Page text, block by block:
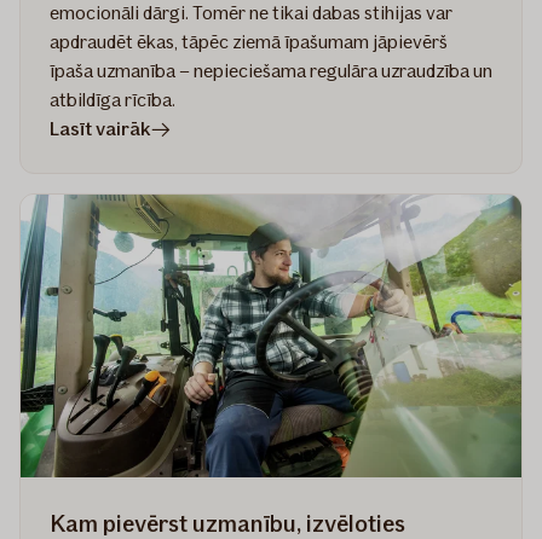
emocionāli dārgi. Tomēr ne tikai dabas stihijas var
apdraudēt ēkas, tāpēc ziemā īpašumam jāpievērš
īpaša uzmanība – nepieciešama regulāra uzraudzība un
atbildīga rīcība.
Lasīt vairākrakstā
pārsteidz
–
ko
svarīgi
zināt
daudzdzīvokļu
ēku
iedzīvotājiem
Kam pievērst uzmanību, izvēloties